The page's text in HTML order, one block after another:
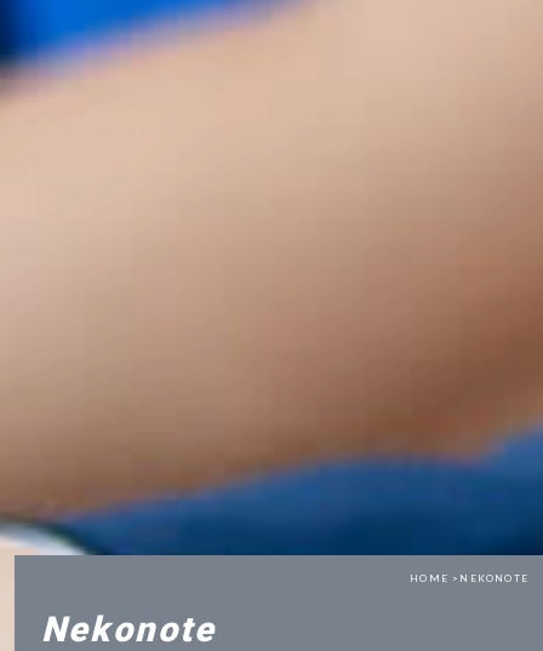
HOME > NEKONOTE
Nekonote